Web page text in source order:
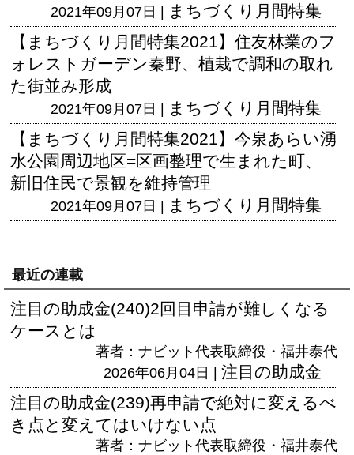
2021年09月07日 | まちづくり月間特集
【まちづくり月間特集2021】住友林業のフ
ォレストガーデン秦野、植栽で調和の取れ
た街並み形成
2021年09月07日 | まちづくり月間特集
【まちづくり月間特集2021】今泉あらい湧
水公園周辺地区=区画整理で生まれた町、
新旧住民で景観を維持管理
2021年09月07日 | まちづくり月間特集
最近の連載
注目の助成金(240)2回目申請が難しくなる
ケースとは
著者：ナビット代表取締役・福井泰代
2026年06月04日 | 注目の助成金
注目の助成金(239)再申請で絶対に変えるべ
き点と変えてはいけない点
著者：ナビット代表取締役・福井泰代